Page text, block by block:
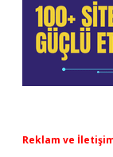
Reklam ve